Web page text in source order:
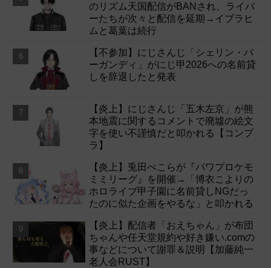
のリズム天国配信がBANされ、ライバ
ーたちが次々と配信を延期→イブラヒ
ムと葛葉は続行
【不参加】にじさんじ「シェリン・バ
ーガンディ」がにじ甲2026への名前貸
しを辞退したと発表
【炎上】にじさんじ「五木左京」が熊
本地震に関するコメントで廃墟の絵文
字を使い不謹慎だと叩かれる【コンプ
ラ】
【炎上】兎田ぺこらが『パワプロケモ
ミミリーグ』を開催→「博衣こよりの
ホロライブ甲子園に名前貸しNGだっ
たのに似た企画をやるな」と叩かれる
【炎上】配信者「おえちゃん」が布団
ちゃんや任天堂規約や好き嫌い.comの
事などについて謝罪＆説明【加藤純一
老人会RUST】